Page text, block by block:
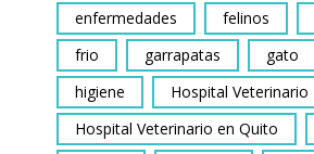
enfermedades
felinos
frio
garrapatas gato
higiene
Hospital Veterinario
Hospital Veterinario en Quito